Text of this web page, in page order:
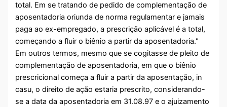
total. Em se tratando de pedido de complementação de
aposentadoria oriunda de norma regulamentar e jamais
paga ao ex-empregado, a prescrição aplicável é a total,
começando a fluir o biênio a partir da aposentadoria."
Em outros termos, mesmo que se cogitasse de pleito de
complementação de aposentadoria, em que o biênio
prescricional começa a fluir a partir da aposentação, in
casu, o direito de ação estaria prescrito, considerando-
se a data da aposentadoria em 31.08.97 e o ajuizamento